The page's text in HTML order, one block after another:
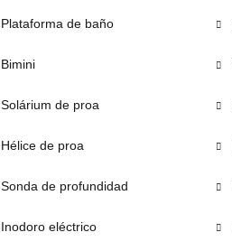
Plataforma de baño
Bimini
Solárium de proa
Hélice de proa
Sonda de profundidad
Inodoro eléctrico